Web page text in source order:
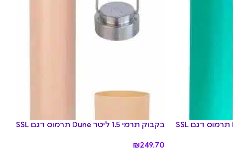
בקבוק תרמי 1.5 ליטר Mojito תרמוס דגם SSL
בקבוק תרמי 1.5 ליטר Dune תרמוס דגם SSL
₪249.70